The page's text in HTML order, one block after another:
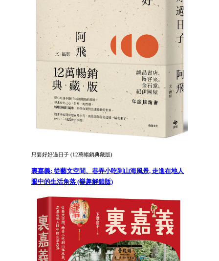
只要好好過日子 (12萬暢銷典藏版)
裏嘉義: 從藝文空間、巷弄小吃到山海風景, 走進在地人
眼中的生活角落 (樂趣解鎖版)